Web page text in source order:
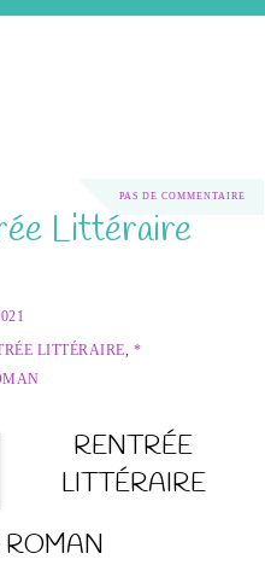
PAS DE COMMENTAIRE
Littéraire
LITTÉRAIRE, *
RENTRÉE
LITTÉRAIRE
ROMAN